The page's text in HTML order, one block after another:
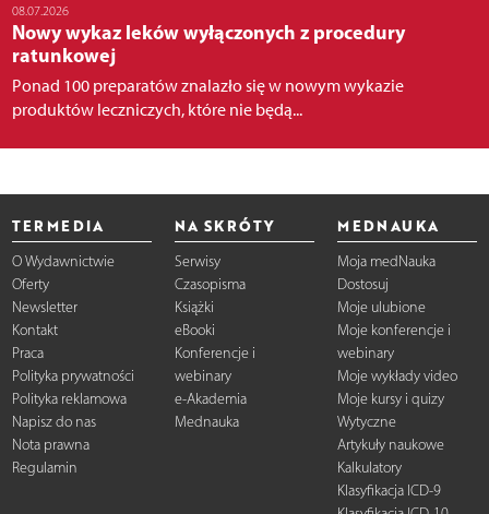
08.07.2026
Nowy wykaz leków wyłączonych z procedury
ratunkowej
Ponad 100 preparatów znalazło się w nowym wykazie
produktów leczniczych, które nie będą...
TERMEDIA
O Wydawnictwie
Oferty
Newsletter
Kontakt
Praca
Polityka prywatności
Polityka reklamowa
Napisz do nas
Nota prawna
Regulamin
NA SKRÓTY
Serwisy
Czasopisma
Książki
eBooki
Konferencje i
webinary
e-Akademia
Mednauka
MEDNAUKA
Moja medNauka
Dostosuj
Moje ulubione
Moje konferencje i
webinary
Moje wykłady video
Moje kursy i quizy
Wytyczne
Artykuły naukowe
Kalkulatory
Klasyfikacja ICD-9